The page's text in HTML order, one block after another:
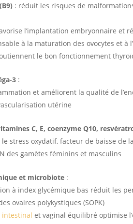
: réduit les risques de
l’implantation embryonnaire et
à la maturation des ovocytes et à
le bon fonctionnement
3 :
et améliorent la qualité de
utérine
C, E, coenzyme Q10,
stress oxydatif, facteur de baisse de
des gamètes féminins et masculins
et microbiote :
à index glycémique bas réduit les
ovaires polykystiques (SOPK)
intestinal et vaginal équilibré optimise